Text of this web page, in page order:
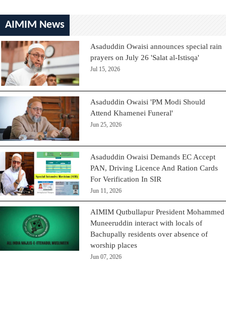
AIMIM News
Asaduddin Owaisi announces special rain
prayers on July 26 'Salat al-Istisqa'
Jul 15, 2026
Asaduddin Owaisi 'PM Modi Should
Attend Khamenei Funeral'
Jun 25, 2026
Asaduddin Owaisi Demands EC Accept
PAN, Driving Licence And Ration Cards
For Verification In SIR
Jun 11, 2026
AIMIM Qutbullapur President Mohammed
Muneeruddin interact with locals of
Bachupally residents over absence of
worship places
Jun 07, 2026